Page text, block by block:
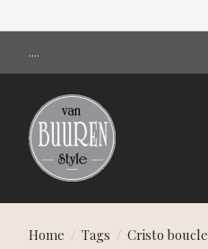
....
Home / Tags / Cristo boucle